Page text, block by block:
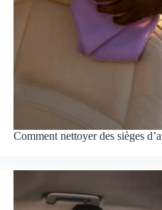
Comment nettoyer des sièges